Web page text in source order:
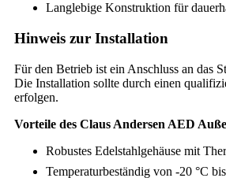
Langlebige Konstruktion für
Hinweis zur Installation
Für den Betrieb ist ein Anschluss an das
Die Installation sollte durch einen
erfolgen.
Vorteile des Claus Andersen AED
Robustes Edelstahlgehäuse mit
Temperaturbeständig von -20 °C